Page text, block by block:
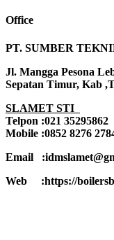
Office
PT. SUMBER
Jl. Mangga Pesona
Sepatan Timur, Kab
SLAMET STI
Telpon :021 35295862
Mobile :0852 8276
Email
Web :https://